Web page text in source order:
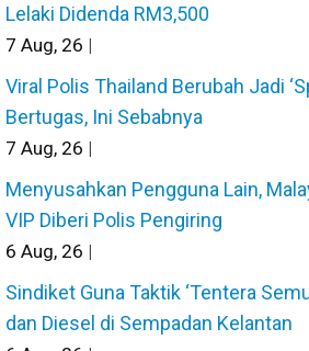
Lelaki Didenda RM3,500
7 Aug, 26 |
Viral Polis Thailand Berubah Jadi
Bertugas, Ini Sebabnya
7 Aug, 26 |
Menyusahkan Pengguna Lain,
VIP Diberi Polis Pengiring
6 Aug, 26 |
Sindiket Guna Taktik ‘Tentera
dan Diesel di Sempadan Kelantan